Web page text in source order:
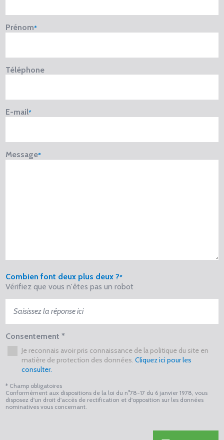
Prénom
Téléphone
E-mail
Message
Combien font deux plus deux ?
Vérifiez que vous n'êtes pas un robot
Consentement*
Je reconnais avoir pris connaissance de la politique du site en
matière de protection des données.Cliquez ici pour les
consulter.
* Champ obligatoires
Conformément aux dispositions de la loi du n°78-17 du 6 janvier 1978, vous
disposez d'un droit d'accès de rectification et d'opposition sur les données
nominatives vous concernant.